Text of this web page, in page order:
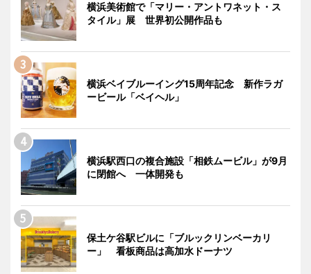
横浜美術館で「マリー・アントワネット・ス
タイル」展 世界初公開作品も
横浜ベイブルーイング15周年記念 新作ラガ
ービール「ベイヘル」
横浜駅西口の複合施設「相鉄ムービル」が9月
に閉館へ 一体開発も
保土ケ谷駅ビルに「ブルックリンベーカリ
ー」 看板商品は高加水ドーナツ